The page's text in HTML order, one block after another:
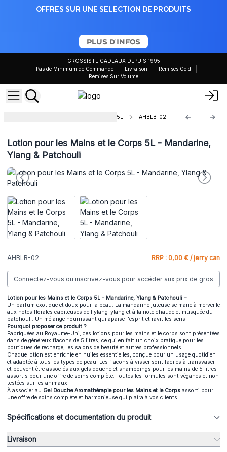
OFFRES SUR UNE SELECTION DE PRODUITS
PLUS D'INFOS
GROSSISTE CADEAUX DEPUIS 1995
Pas de Minimum de Commande
Livraison
Remises Gold
Remises Sur Volume
Lotion pour les Mains et le Corps 5L AHBLB-02
Lotion pour les Mains et le Corps 5L - Mandarine,
Ylang & Patchouli
AHBLB-02 RRP : 0,00 € / jerry can
Connectez-vous ou inscrivez-vous pour accéder aux prix de gros
Lotion pour les Mains et le Corps 5L - Mandarine, Ylang & Patchouli –
Un parfum exotique et doux pour la peau. La mandarine juteuse se marie à merveille
aux notes florales capiteuses de l'ylang-ylang et à la note chaude et musquée du
patchouli. Un mélange nourrissant qui apaise l'esprit et ravit les sens.
Pourquoi proposer ce produit ?
Fabriquées au Royaume-Uni, ces lotions pour les mains et le corps sont présentées
dans de généreux flacons de 5 litres, ce qui en fait un choix pratique pour les
boutiques de recharge, les salons de beauté et autres professionnels.
Chaque lotion est enrichie en huiles essentielles, conçue pour un usage quotidien
et adaptée à tous les types de peau. Les flacons à visser sont faciles à transvaser
et peuvent être associés aux gels douche et shampoings pour les mains de 5 litres
assortis pour une offre de soins complète. Toutes les formules sont véganes et non
testées sur les animaux.
À associer au Gel Douche Aromathérapie pour les Mains et le Corps assorti pour
une offre de soins complète et harmonieuse qui plaira à vos clients.
Spécifications et documentation du produit
Livraison